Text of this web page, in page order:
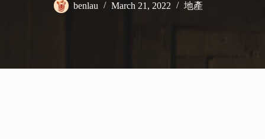
benlau March 21, 2022 地產